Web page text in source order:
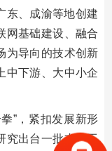
东、成渝等地创建
网基础建设、融合
为导向的技术创新
中下游、大中小企
”，紧扣发展新形
究出台一批支持工